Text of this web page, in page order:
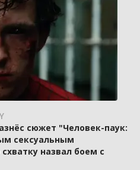
сюжет "Человек-паук:
сексуальным
назвал боем с